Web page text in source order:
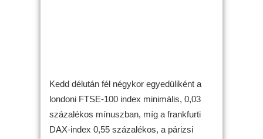
Kedd délután fél négykor egyedüliként a
londoni FTSE-100 index minimális, 0,03
százalékos mínuszban, míg a frankfurti
DAX-index 0,55 százalékos, a párizsi